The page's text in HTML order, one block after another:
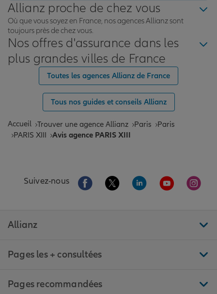
Allianz proche de chez vous
Où que vous soyez en France, nos agences Allianz sont
toujours près de chez vous.
Nos offres d'assurance dans les
plus grandes villes de France
Toutes les agences Allianz de France
Tous nos guides et conseils Allianz
Accueil Trouver une agence Allianz Paris
Paris
PARIS XIII
Avis agence PARIS XIII
Suivez-nous Aller sur la page Facebook de Allianz
Aller sur la page Twitter de
Aller sur la page
Aller sur la
Aller
Allianz
Pages les + consultées
Pages recommandées